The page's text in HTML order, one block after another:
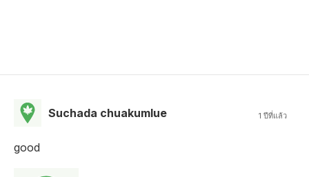
Suchada chuakumlue 1 ปีที่แล้ว
good